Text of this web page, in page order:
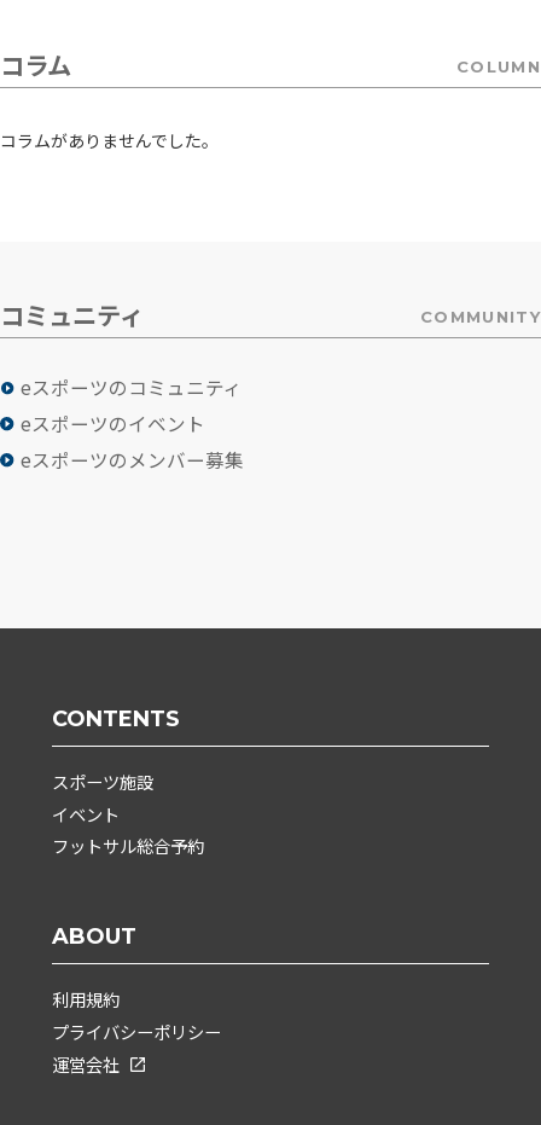
コラム COLUMN
コラムがありませんでした。
コミュニティ COMMUNITY
eスポーツのコミュニティ
eスポーツのイベント
eスポーツのメンバー募集
CONTENTS
スポーツ施設
イベント
フットサル総合予約
ABOUT
利用規約
プライバシーポリシー
運営会社